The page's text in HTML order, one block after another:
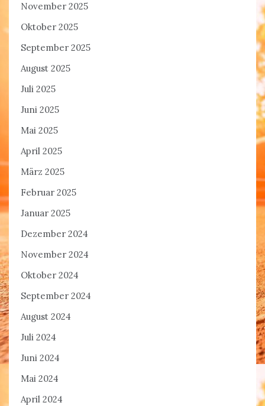
November 2025
Oktober 2025
September 2025
August 2025
Juli 2025
Juni 2025
Mai 2025
April 2025
März 2025
Februar 2025
Januar 2025
Dezember 2024
November 2024
Oktober 2024
September 2024
August 2024
Juli 2024
Juni 2024
Mai 2024
April 2024